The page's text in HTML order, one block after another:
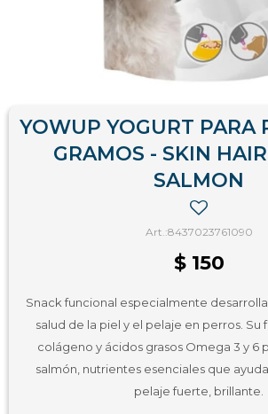
YOWUP YOGURT PARA
GRAMOS - SKIN
SALMON
8437023761090
$ 150
Snack funcional especialmente
salud de la piel y el pelaje en perros. Su
colágeno y ácidos grasos Omega 3 y 6
salmón, nutrientes esenciales que
pelaje fuerte, brillante.